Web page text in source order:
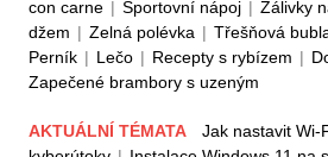
con carne | Sportovní nápoj | Zálivky
džem | Zelná polévka | Třešňová
Perník | Lečo | Recepty s rybízem |
Zapečené brambory s uzeným
AKTUÁLNÍ TÉMATA Jak nastavit Wi-